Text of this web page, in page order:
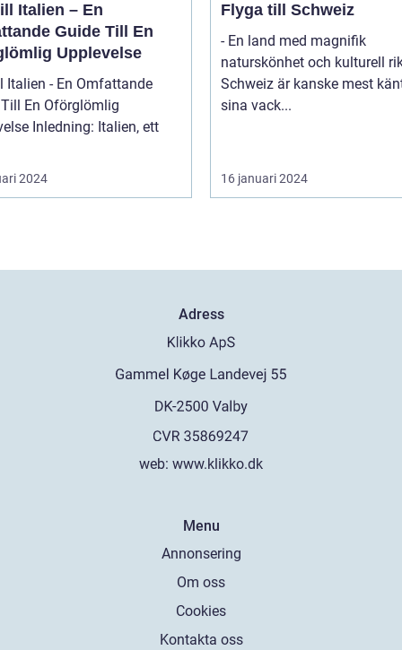
Italien – En
Guide Till En
Upplevelse
Italien - En Omfattande
En Oförglömlig
Italien, ett
2024
Flyga till Schweiz
- En land med magnifik
naturskönhet och kulturell
Schweiz är kanske mest
sina vack...
16 januari 2024
Adress
web: www.klikko.dk
Menu
Annonsering
Om oss
Cookies
Kontakta oss